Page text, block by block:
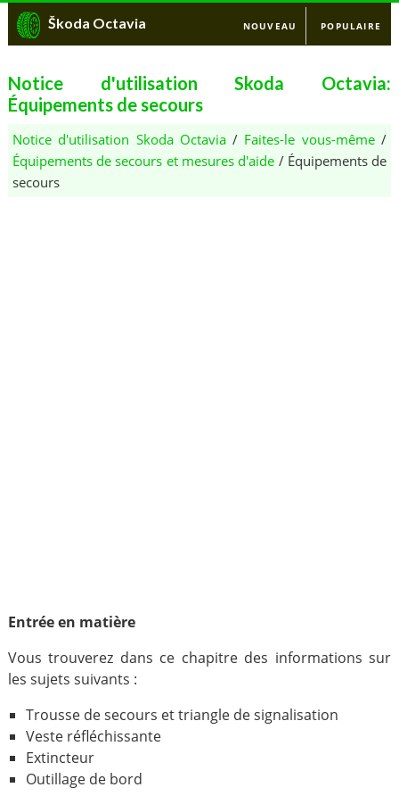
Škoda Octavia NOUVEAU POPULAIRE
Notice d'utilisation Skoda Octavia:
Équipements de secours
Notice d'utilisation Skoda Octavia/ Faites-le vous-même/
Équipements de secours et mesures d'aide / Équipements de
secours
Entrée en matière
Vous trouverez dans ce chapitre des informations sur
les sujets suivants :
Trousse de secours et triangle de signalisation
Veste réfléchissante
Extincteur
Outillage de bord